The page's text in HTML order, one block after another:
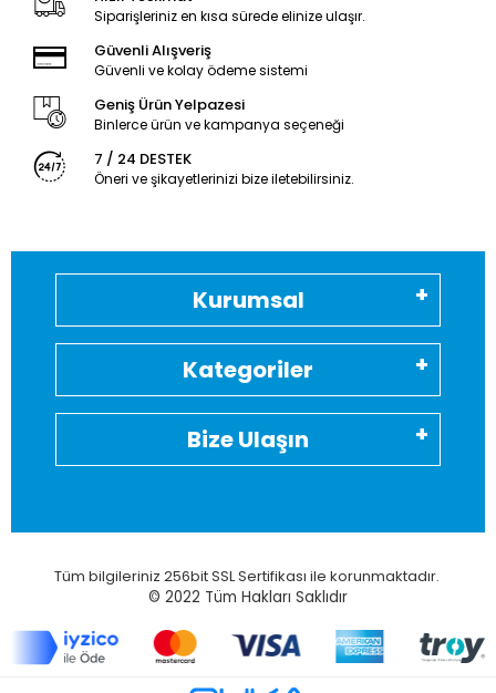
Siparişleriniz en kısa sürede elinize ulaşır.
Güvenli Alışveriş
Güvenli ve kolay ödeme sistemi
Geniş Ürün Yelpazesi
Binlerce ürün ve kampanya seçeneği
7 / 24 DESTEK
Öneri ve şikayetlerinizi bize iletebilirsiniz.
Kurumsal
Kategoriler
Bize Ulaşın
Tüm bilgileriniz 256bit SSL Sertifikası ile korunmaktadır.
© 2022 Tüm Hakları Saklıdır